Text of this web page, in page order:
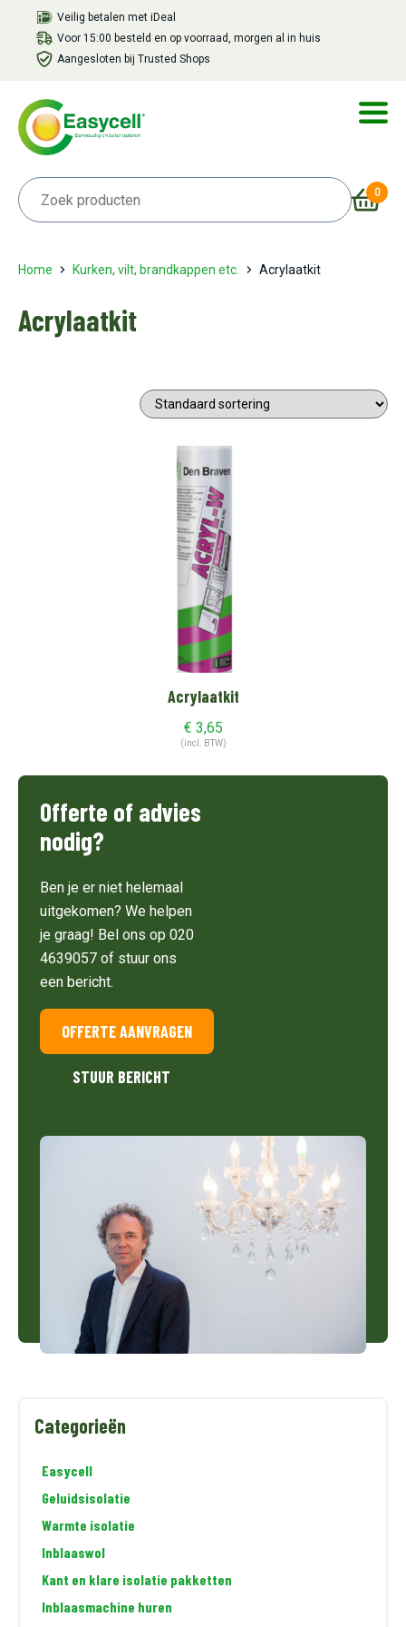
Veilig betalen met iDeal
Voor 15:00 besteld en op voorraad, morgen al in huis
Aangesloten bij Trusted Shops
0
Home Kurken, vilt, brandkappen etc. Acrylaatkit
Acrylaatkit
Categorieën
Easycell
Geluidsisolatie
Warmte isolatie
Inblaaswol
Kant en klare isolatie pakketten
Inblaasmachine huren
Acrylaatkit
€ 3,65
(incl. BTW)
Offerte of advies
nodig?
Ben je er niet helemaal
uitgekomen? We helpen
je graag! Bel ons op 020
4639057 of stuur ons
een bericht.
OFFERTE AANVRAGEN
STUUR BERICHT